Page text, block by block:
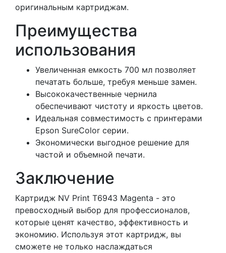
оригинальным картриджам.
Преимущества
использования
Увеличенная емкость 700 мл позволяет
печатать больше, требуя меньше замен.
Высококачественные чернила
обеспечивают чистоту и яркость цветов.
Идеальная совместимость с принтерами
Epson SureColor серии.
Экономически выгодное решение для
частой и объемной печати.
Заключение
Картридж NV Print T6943 Magenta - это
превосходный выбор для профессионалов,
которые ценят качество, эффективность и
экономию. Используя этот картридж, вы
сможете не только наслаждаться